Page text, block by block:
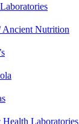
Ancient Nutrition
Laboratories